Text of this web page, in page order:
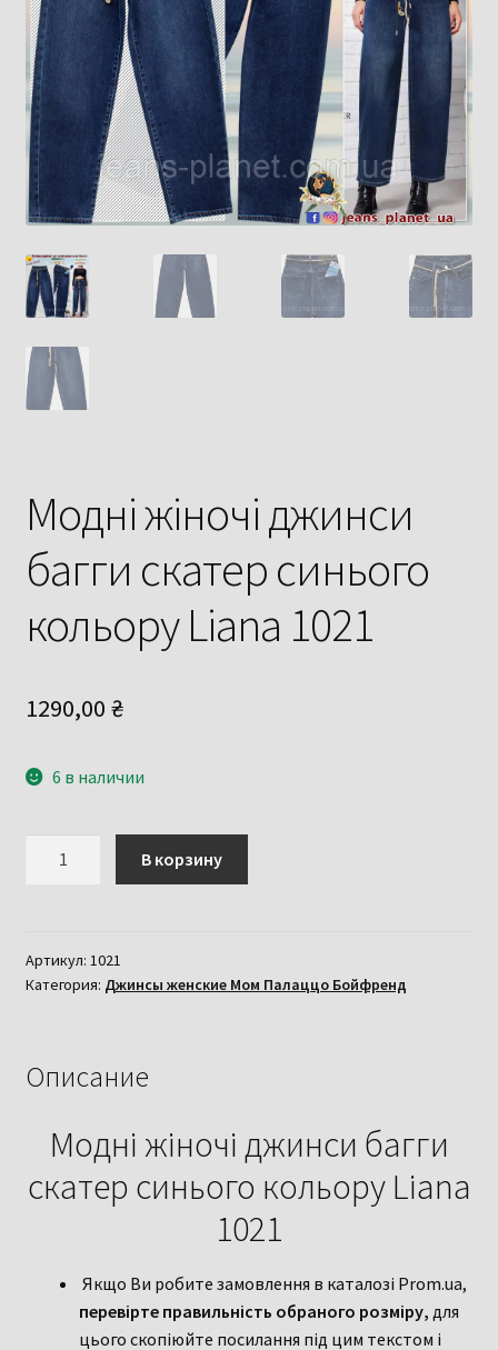
Модні жіночі джинси
багги скатер синього
кольору Liana 1021
1290,00 ₴
6 в наличии
джинси
багги
кольору
В корзину
Артикул: 1021
Категория: Джинсы женские Мом Палаццо Бойфренд
Описание
Модні жіночі джинси багги
скатер синього кольору Liana
1021
Якщо Ви робите замовлення в каталозі Prom.ua,
перевірте правильність обраного розміру, для
цього скопіюйте посилання під цим текстом і